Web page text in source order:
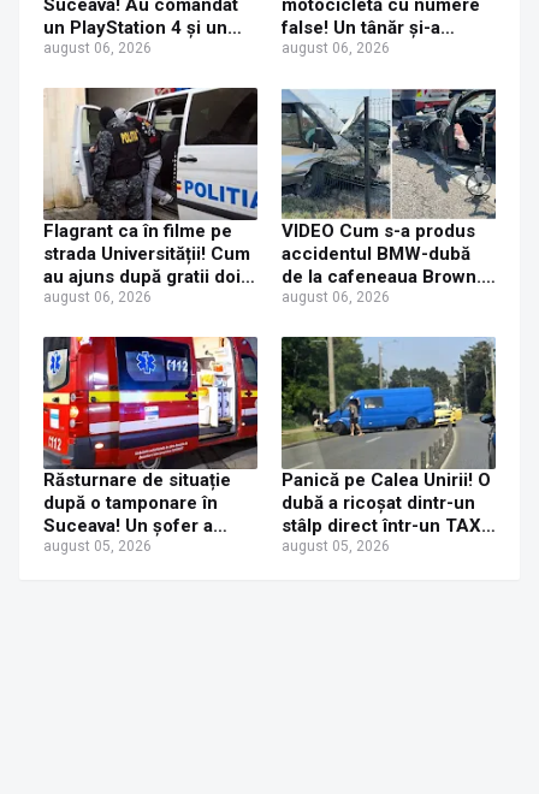
Suceava! Au comandat
un PlayStation 4 și un
iPhone 17 Pro Max, dar
o jucărie de plastic
august 06, 2026
motocicletă cu numere
false! Un tânăr și-a
pierdut viața după ce un
asigure
august 06, 2026
Flagrant ca în filme pe
strada Universității! Cum
au ajuns după gratii doi
tineri care au furat
august 06, 2026
VIDEO Cum s-a produs
accidentul BMW-dubă
de la cafeneaua Brown.
Concluzia polițiștilor
august 06, 2026
Răsturnare de situație
după o tamponare în
Suceava! Un șofer a
ajuns la Urgențe la 24 de
august 05, 2026
Panică pe Calea Unirii! O
dubă a ricoșat dintr-un
stâlp direct într-un TAXI.
O mamă și fetița ei de 6
august 05, 2026